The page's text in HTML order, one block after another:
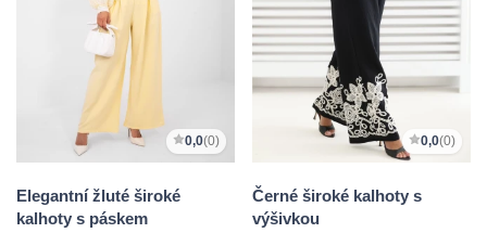
0,0(0)
Elegantní žluté široké
kalhoty s páskem
0,0(0)
Černé široké kalhoty s
výšivkou